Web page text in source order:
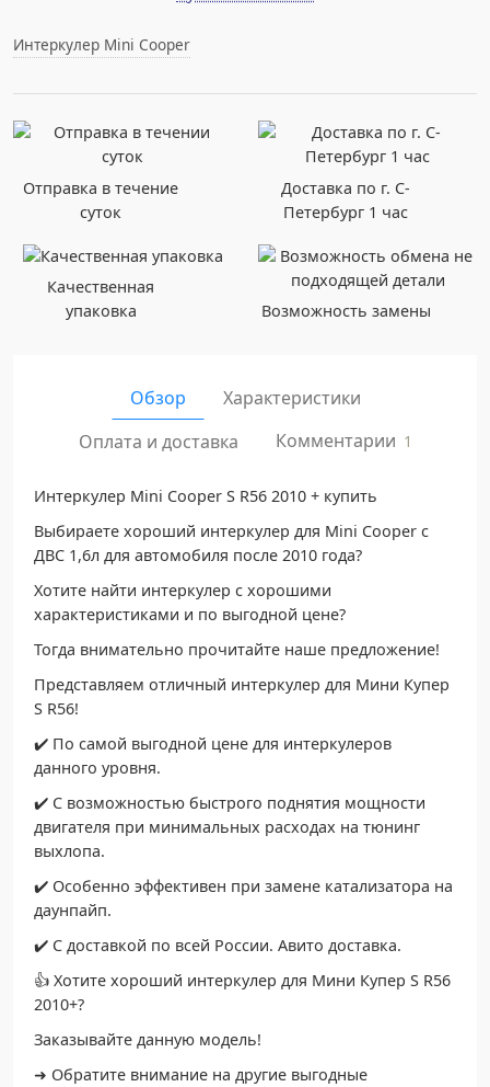
Интеркулер Mini Cooper
Отправка в течение
суток
Доставка по г. С-
Петербург 1 час
Качественная
упаковка
Возможность замены
Обзор
Характеристики
Оплата и доставка
Комментарии 1
Интеркулер Mini Cooper S R56 2010 + купить
Выбираете хороший интеркулер для Mini Cooper с
ДВС 1,6л для автомобиля после 2010 года?
Хотите найти интеркулер с хорошими
характеристиками и по выгодной цене?
Тогда внимательно прочитайте наше предложение!
Представляем отличный интеркулер для Мини Купер
S R56!
✔️ По самой выгодной цене для интеркулеров
данного уровня.
✔️ С возможностью быстрого поднятия мощности
двигателя при минимальных расходах на тюнинг
выхлопа.
✔️ Особенно эффективен при замене катализатора на
даунпайп.
✔️ С доставкой по всей России. Авито доставка.
👍 Хотите хороший интеркулер для Мини Купер S R56
2010+?
Заказывайте данную модель!
➜ Обратите внимание на другие выгодные